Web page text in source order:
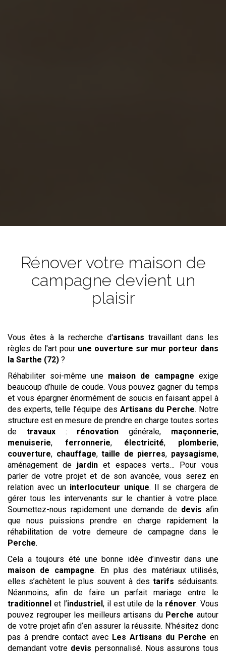
Rénover votre maison de
campagne devient un
plaisir
Vous êtes à la recherche d'artisans travaillant dans les
règles de l'art pour une ouverture sur mur porteur dans
la Sarthe (72) ?
Réhabiliter soi-même une maison de campagne exige
beaucoup d’huile de coude. Vous pouvez gagner du temps
et vous épargner énormément de soucis en faisant appel à
des experts, telle l’équipe des Artisans du Perche. Notre
structure est en mesure de prendre en charge toutes sortes
de travaux: rénovation générale, maçonnerie,
menuiserie, ferronnerie, électricité, plomberie,
couverture, chauffage,taille de pierres, paysagisme,
aménagement de jardin et espaces verts… Pour vous
parler de votre projet et de son avancée, vous serez en
relation avec un interlocuteur unique. Il se chargera de
gérer tous les intervenants sur le chantier à votre place.
Soumettez-nous rapidement une demande de devis afin
que nous puissions prendre en charge rapidement la
réhabilitation de votre demeure de campagne dans le
Perche.
Cela a toujours été une bonne idée d’investir dans une
maison de campagne. En plus des matériaux utilisés,
elles s’achètent le plus souvent à destarifs séduisants.
Néanmoins, afin de faire un parfait mariage entre le
traditionnel et l’industriel , il est utile de la rénover. Vous
pouvez regrouper les meilleurs artisans du Perche autour
de votre projet afin d’en assurer la réussite. N’hésitez donc
pas à prendre contact avec Les Artisans du Perche en
demandant votre devis personnalisé. Nous assurons tous